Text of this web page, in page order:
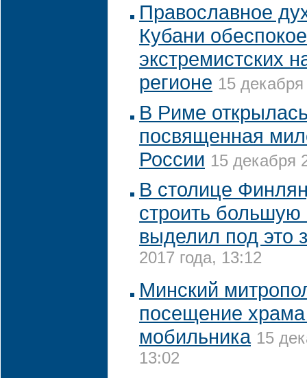
Православное
Кубани
экстремистских
регионе 15
В Риме
посвященная
России 15 декабря
В столице
строить большую
выделил под это
2017 года, 13:12
Минский
посещение
мобильника 15
13:02